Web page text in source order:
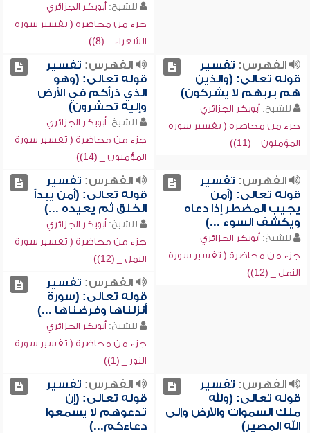
للشيخ: أبوبكر الجزائري
جزء من محاضرة ( تفسير سورة
الشعراء _ (8))
الفهرس: تفسير
قوله تعالى: (والذين
هم بربهم لا يشركون)
للشيخ: أبوبكر الجزائري
جزء من محاضرة ( تفسير سورة
المؤمنون _ (11))
الفهرس: تفسير
قوله تعالى: (وهو
الذي ذرأكم في الأرض
وإليه تحشرون)
للشيخ: أبوبكر الجزائري
جزء من محاضرة ( تفسير سورة
المؤمنون _ (14))
الفهرس: تفسير
قوله تعالى: (أمن
يجيب المضطر إذا دعاه
ويكشف السوء ...)
للشيخ: أبوبكر الجزائري
جزء من محاضرة ( تفسير سورة
النمل _ (12))
الفهرس: تفسير
قوله تعالى: (أمن يبدأ
الخلق ثم يعيده ...)
للشيخ: أبوبكر الجزائري
جزء من محاضرة ( تفسير سورة
النمل _ (12))
الفهرس: تفسير
قوله تعالى: (سورة
أنزلناها وفرضناها ...)
للشيخ: أبوبكر الجزائري
جزء من محاضرة ( تفسير سورة
النور _ (1))
الفهرس: تفسير
قوله تعالى: (ولله
ملك السموات والأرض وإلى
الله المصير)
الفهرس: تفسير
قوله تعالى: (إن
تدعوهم لا يسمعوا
دعاءكم...)